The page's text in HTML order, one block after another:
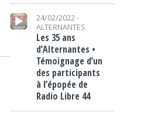
Lecteur audio
24/02/2022 -
ALTERNANTES
Les 35 ans
d’Alternantes •
Témoignage d’un
des participants
à l’épopée de
Radio Libre 44